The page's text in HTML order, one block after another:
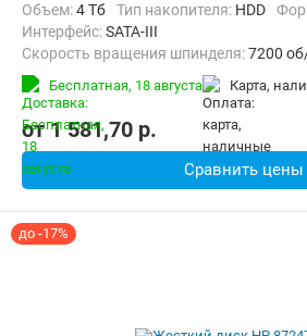
Объем:4 Тб Тип накопителя: HDD
Интерфейс:SATA-III
Скорость вращения шпинделя:7200
Бесплатная, 18 августа карта,
от1 581,70 p.
Сравнить цены
до -17%